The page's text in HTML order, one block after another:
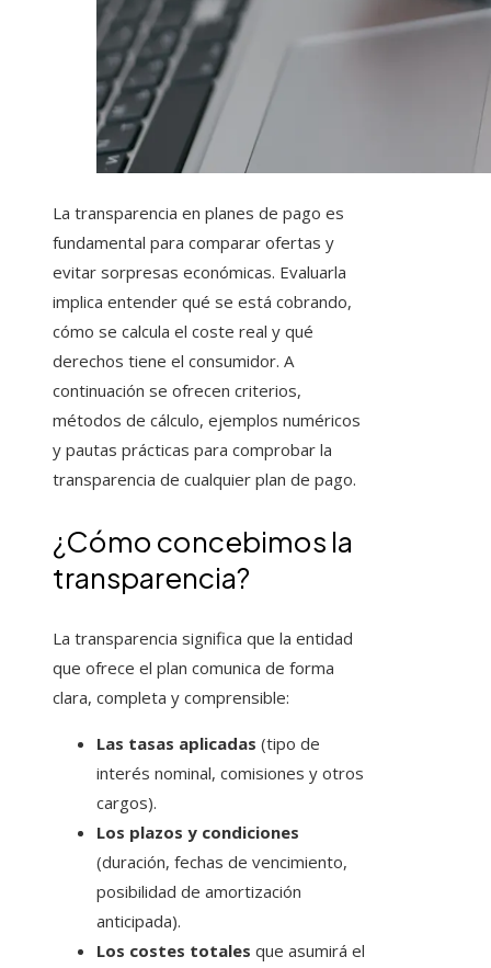
La transparencia en planes de pago es
fundamental para comparar ofertas y
evitar sorpresas económicas. Evaluarla
implica entender qué se está cobrando,
cómo se calcula el coste real y qué
derechos tiene el consumidor. A
continuación se ofrecen criterios,
métodos de cálculo, ejemplos numéricos
y pautas prácticas para comprobar la
transparencia de cualquier plan de pago.
¿Cómo concebimos la
transparencia?
La transparencia significa que la entidad
que ofrece el plan comunica de forma
clara, completa y comprensible:
Las tasas aplicadas (tipo de
interés nominal, comisiones y otros
cargos).
Los plazos y condiciones
(duración, fechas de vencimiento,
posibilidad de amortización
anticipada).
Los costes totales que asumirá el